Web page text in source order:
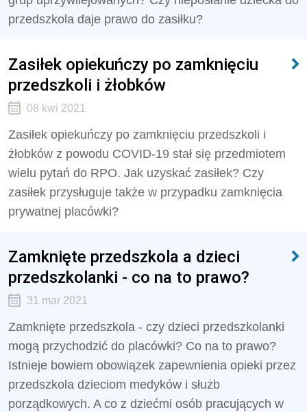
przedszkola daje prawo do zasiłku?
Zasiłek opiekuńczy po zamknięciu
przedszkoli i żłobków
08 kwi 2021
Zasiłek opiekuńczy po zamknięciu przedszkoli i
żłobków z powodu COVID-19 stał się przedmiotem
wielu pytań do RPO. Jak uzyskać zasiłek? Czy
zasiłek przysługuje także w przypadku zamknięcia
prywatnej placówki?
Zamknięte przedszkola a dzieci
przedszkolanki - co na to prawo?
31 mar 2021
Zamknięte przedszkola - czy dzieci przedszkolanki
mogą przychodzić do placówki? Co na to prawo?
Istnieje bowiem obowiązek zapewnienia opieki przez
przedszkola dzieciom medyków i służb
porządkowych. A co z dziećmi osób pracujących w